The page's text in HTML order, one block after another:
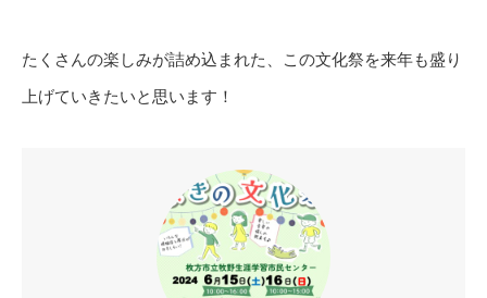
たくさんの楽しみが詰め込まれた、この文化祭を来年も盛り
上げていきたいと思います！